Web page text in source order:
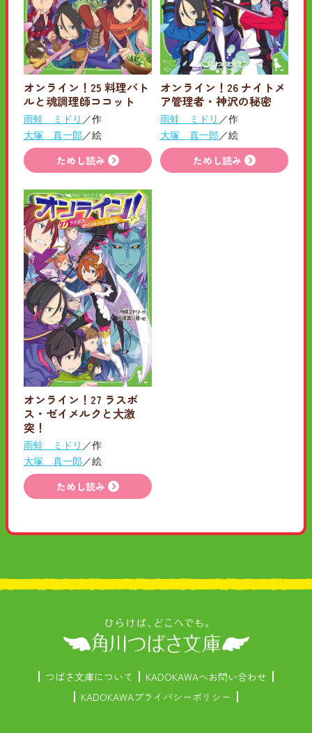
オンライン！25 料理バト
ルと魂調理師ココット
雨蛙 ミドリ ／作
大塚 真一郎 ／絵
ためし読み
オンライン！26 ナイトメ
ア管理者・神沢の秘密
雨蛙 ミドリ ／作
大塚 真一郎 ／絵
ためし読み
オンライン！27 ラスボ
ス・ゼイメルクと大激
突！
雨蛙 ミドリ ／作
大塚 真一郎／絵
ためし読み
つばさ文庫について
KADOKAWAへお問い合わせ
KADOKAWAプライバシーポリシー